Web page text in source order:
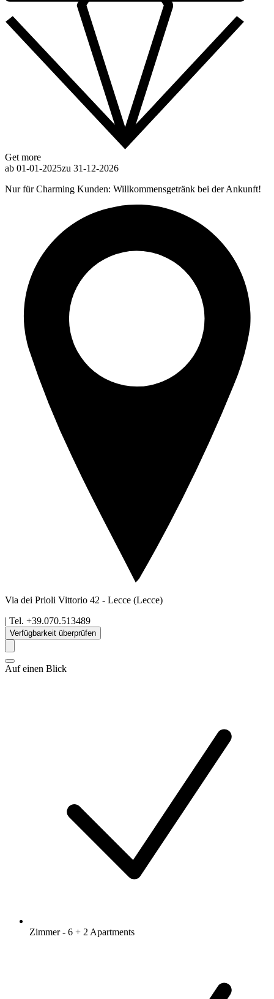
Get more
ab 01-01-2025zu 31-12-2026
Nur für Charming Kunden: Willkommensgetränk bei der Ankunft!
Via dei Prioli Vittorio 42 - Lecce (Lecce)
| Tel. +39.070.513489
Verfügbarkeit überprüfen
Auf einen Blick
Zimmer - 6 + 2 Apartments